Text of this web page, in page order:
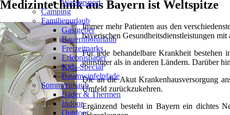
Medizintechnik aus Bayern ist Weltspitze
Immer mehr Patienten aus den
bayerischen Gesundheitsdienstleistungen mit
Für jede behandelbare Krankheit bestehen
günstiger als in anderen Ländern. Darüber
Die an die Akut Krankenhausversorgung
Umfeld zurückzukehren.
Ergänzend besteht in Bayern ein dichtes
Wassersport
Camping
Familienurlaub
Gastgeber
Bauernhofurlaub
Freizeitparks
Erlebnisbäder
Kids-Special
Baumwipfelpfade
Sommerurlaub
Bäder & Thermen
Indoor
Outdoor